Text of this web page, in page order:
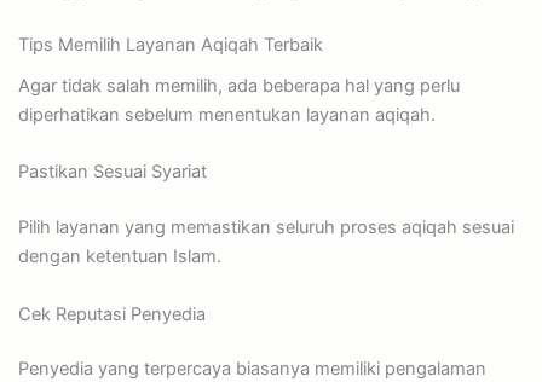
Tips Memilih Layanan Aqiqah Terbaik
Agar tidak salah memilih, ada beberapa hal yang perlu
diperhatikan sebelum menentukan layanan aqiqah.
Pastikan Sesuai Syariat
Pilih layanan yang memastikan seluruh proses aqiqah sesuai
dengan ketentuan Islam.
Cek Reputasi Penyedia
Penyedia yang terpercaya biasanya memiliki pengalaman